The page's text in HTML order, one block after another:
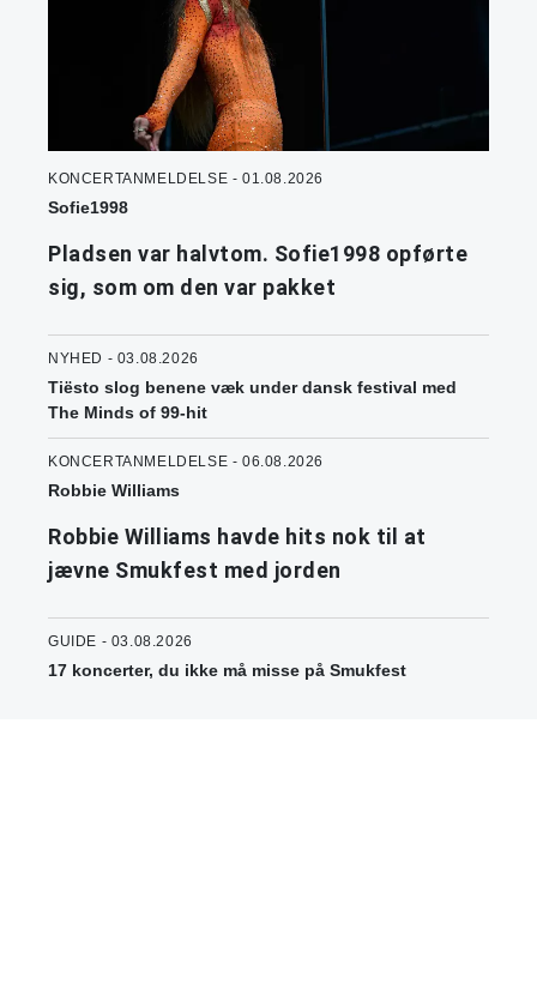
KONCERTANMELDELSE - 01.08.2026
Sofie1998
Pladsen var halvtom. Sofie1998 opførte
sig, som om den var pakket
NYHED - 03.08.2026
Tiësto slog benene væk under dansk festival med
The Minds of 99-hit
KONCERTANMELDELSE - 06.08.2026
Robbie Williams
Robbie Williams havde hits nok til at
jævne Smukfest med jorden
GUIDE - 03.08.2026
17 koncerter, du ikke må misse på Smukfest